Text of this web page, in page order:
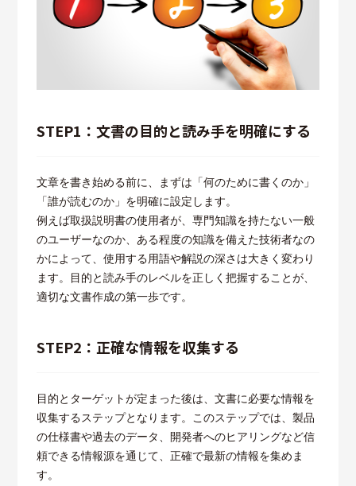
STEP1：文書の目的と読み手を明確にする
文章を書き始める前に、まずは「何のために書くのか」
「誰が読むのか」を明確に設定します。
例えば取扱説明書の使用者が、専門知識を持たない一般
のユーザーなのか、ある程度の知識を備えた技術者なの
かによって、使用する用語や解説の深さは大きく変わり
ます。目的と読み手のレベルを正しく把握することが、
適切な文書作成の第一歩です。
STEP2：正確な情報を収集する
目的とターゲットが定まった後は、文書に必要な情報を
収集するステップとなります。このステップでは、製品
の仕様書や過去のデータ、開発者へのヒアリングなど信
頼できる情報源を通じて、正確で最新の情報を集めま
す。